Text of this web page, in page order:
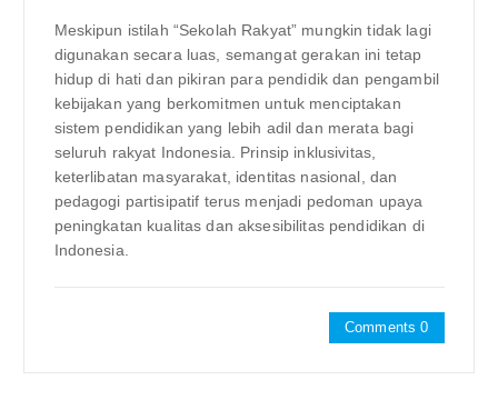
Meskipun istilah “Sekolah Rakyat” mungkin tidak lagi
digunakan secara luas, semangat gerakan ini tetap
hidup di hati dan pikiran para pendidik dan pengambil
kebijakan yang berkomitmen untuk menciptakan
sistem pendidikan yang lebih adil dan merata bagi
seluruh rakyat Indonesia. Prinsip inklusivitas,
keterlibatan masyarakat, identitas nasional, dan
pedagogi partisipatif terus menjadi pedoman upaya
peningkatan kualitas dan aksesibilitas pendidikan di
Indonesia.
Comments 0